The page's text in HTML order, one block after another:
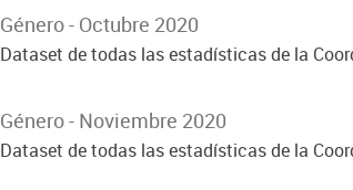
Género - Octubre 2020
Dataset de todas las estadísticas de la
Género - Noviembre 2020
Dataset de todas las estadísticas de la